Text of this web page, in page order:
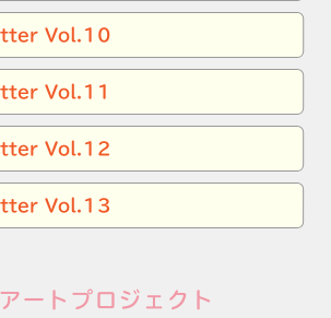
Vol.10
Vol.11
Vol.12
Vol.13
ートプロジェクト